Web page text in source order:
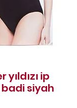
ip
badi siyah